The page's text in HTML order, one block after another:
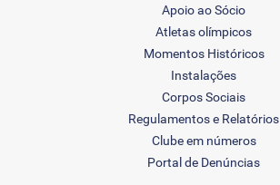
Apoio ao Sócio
Atletas olímpicos
Momentos Históricos
Instalações
Corpos Sociais
Regulamentos e Relatórios
Clube em números
Portal de Denúncias